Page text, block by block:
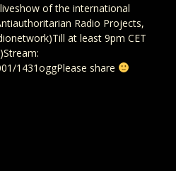
of the international
Radio Projects,
at least 9pm CET
1431oggPlease share